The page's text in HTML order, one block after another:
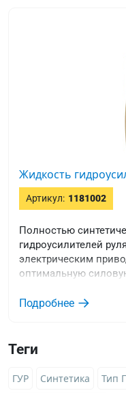
Теги
ГУР Синтетика
Тип
Жидкость
Артикул: 1181002
Полностью
гидроусилителей
электрическим
оптимальную
Подробнее